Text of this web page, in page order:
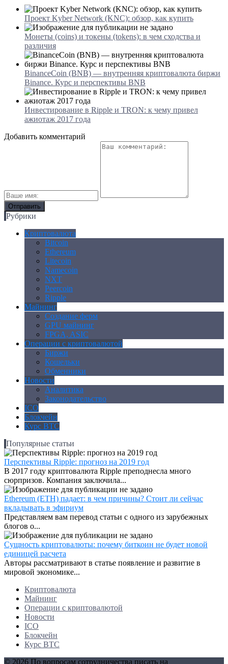
Проект Kyber Network (KNC): обзор, как купить
Монеты (coins) и токены (tokens): в чем сходства и
различия
BinanceCoin (BNB) — внутренняя криптовалюта биржи
Binance. Курс и перспективы BNB
Инвестирование в Ripple и TRON: к чему привел
ажиотаж 2017 года
Добавить комментарий
Рубрики
Криптовалюта
Bitcoin
Ethereum
Litecoin
Namecoin
NXT
Peercoin
Ripple
Майнинг
Создание ферм
GPU майнинг
FPGA, ASIC
Операции с криптовалютой
Биржи
Кошельки
Обменники
Новости
Аналитика
Законодательство
ICO
Блокчейн
Курс BTC
Популярные статьи
Перспективы Ripple: прогноз на 2019 год
В 2017 году криптовалюта Ripple преподнесла много
сюрпризов. Компания заключила...
Ethereum (ETH) падает: в чем причины? Стоит ли сейчас
вкладывать в эфириум
Представляем вам перевод статьи с одного из зарубежных
блогов о...
Сущность криптовалюты: почему биткоин не будет новой
единицей расчета
Авторы рассматривают в статье появление и развитие в
мировой экономике...
Криптовалюта
Майнинг
Операции с криптовалютой
Новости
ICO
Блокчейн
Курс BTC
© 2026 По вопросам сотрудничества писать на